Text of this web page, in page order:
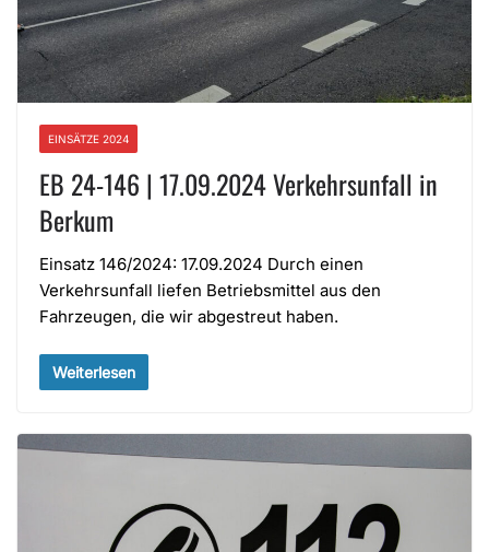
EINSÄTZE 2024
EB 24-146 | 17.09.2024 Verkehrsunfall in
Berkum
Einsatz 146/2024: 17.09.2024 Durch einen
Verkehrsunfall liefen Betriebsmittel aus den
Fahrzeugen, die wir abgestreut haben.
Weiterlesen